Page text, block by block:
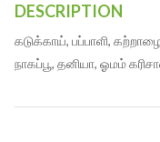
DESCRIPTION
கடுக்காய், பப்பாளி,
நாகப்பூ, தனியா, ஓமம்